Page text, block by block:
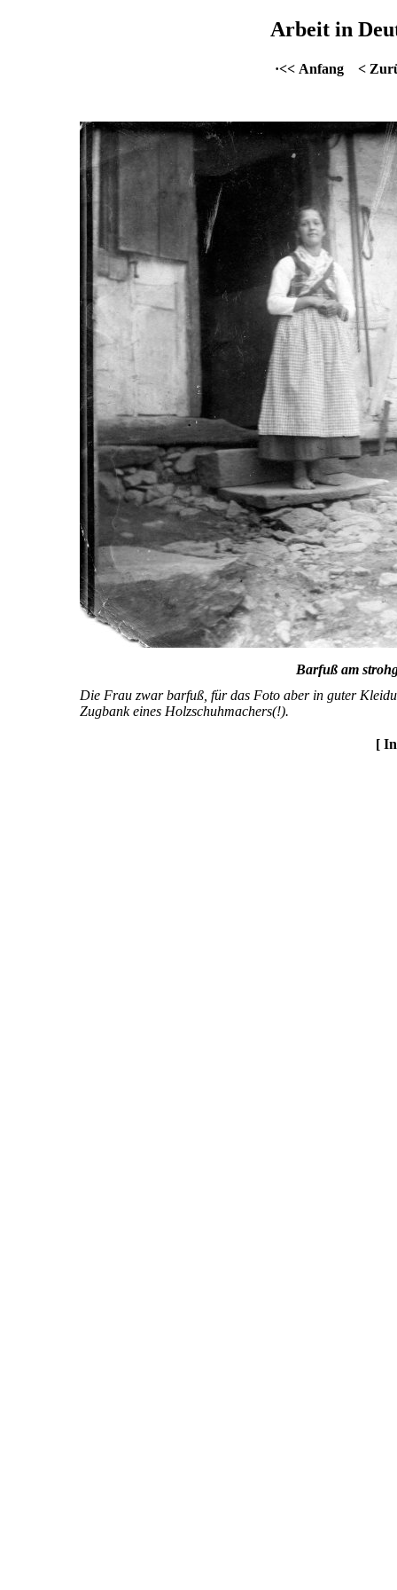
Arbeit in
·<< Anfang <
Barfuß am
Die Frau zwar barfuß, für das Foto aber in guter
Zugbank eines Holzschuhmachers(!).
[